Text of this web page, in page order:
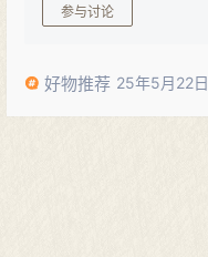
参与讨论
好物推荐 25年5月22日